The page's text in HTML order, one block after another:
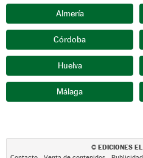
Almería
Córdoba
Huelva
Málaga
© EDICIONES